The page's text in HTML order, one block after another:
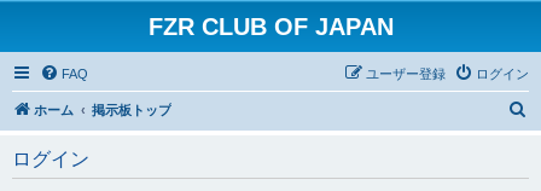
FZR CLUB OF JAPAN
FAQ ログイン
ユーザー登録
ホーム 掲示板トップ
ログイン